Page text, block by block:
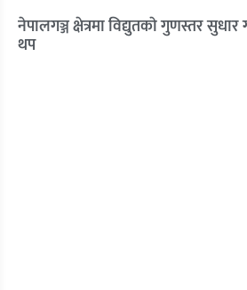
नेपालगञ्ज क्षेत्रमा विद्युतकाे गुणस्तर
थप